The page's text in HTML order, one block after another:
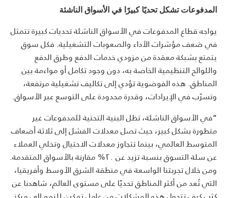
المدفوعات تشكل تحديًا كبيرًا في الأسواق الناشئة
يواجه قطاع المدفوعات في الأسواق الناشئة تحديات كبيرة تتمثل
في ضعف مؤشرات الأداء والصعوبات التشغيلية. فكل سوق
يتمتع بشبكة معقدة من مزودي خدمات الدفع وطرق الدفع
واللوائح التنظيمية الخاصة به، دون وجود تكامل أو مواءمة بين
المناطق. هذه الفوضوية تؤدي إلى تكاليف تشغيلية مرتفعة،
وتسرّب في الإيرادات، وقدرة محدودة على التوسع عبر الأسواق.
“في الأسواق الناشئة، تظل البنية التحتية للمدفوعات غير
متطورة بشكل كبير، حيث تصل معدلات الفشل إلى ثلاثة أضعاف
المتوسط العالمي، بينما تتجاوز معدلات الاحتيال وتخلي العملاء
عن سلة التسوق بنسبة تزيد عن ٢٠% مقارنة بالأسواق المتقدمة.
ومن خلال تجربتنا الواسعة في منطقة الشرق الأوسط وأفريقيا،
التي تُعد من أكثر المناطق تحديًا على مستوى العالم، شاهدنا عن